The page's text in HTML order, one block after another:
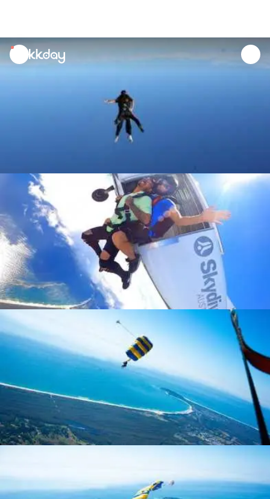
unread
notifications